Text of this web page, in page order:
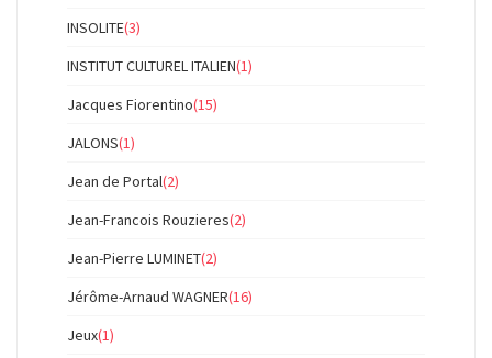
INSOLITE(3)
INSTITUT CULTUREL ITALIEN(1)
Jacques Fiorentino(15)
JALONS(1)
Jean de Portal(2)
Jean-Francois Rouzieres(2)
Jean-Pierre LUMINET(2)
Jérôme-Arnaud WAGNER(16)
Jeux(1)